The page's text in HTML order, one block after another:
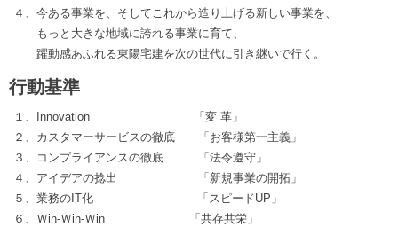
４、今ある事業を、そしてこれから造り上げる新しい事業を、
もっと大きな地域に誇れる事業に育て、
躍動感あふれる東陽宅建を次の世代に引き継いで行く。
行動基準
１、Innovation 「変 革」
２、カスタマーサービスの徹底 「お客様第一主義」
３、コンプライアンスの徹底 「法令遵守」
４、アイデアの捻出 「新規事業の開拓」
５、業務のIT化 「スピードUP」
６、Ｗin-Ｗin-Ｗin 「共存共栄」